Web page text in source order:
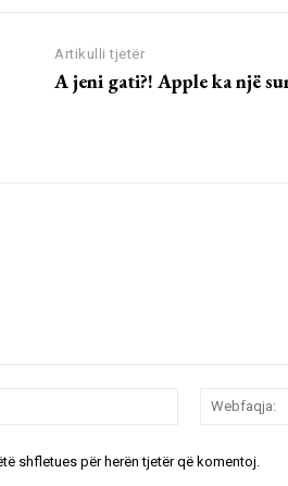
Artikulli tjetër
A jeni gati?! Apple ka një
Email:*
shfletues për herën tjetër që komentoj.